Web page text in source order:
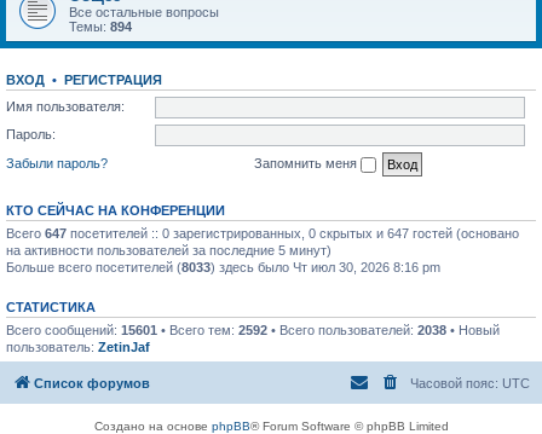
Все остальные вопросы
Темы: 894
ВХОД • РЕГИСТРАЦИЯ
Имя пользователя:
Пароль:
Забыли пароль?
Запомнить меня
КТО СЕЙЧАС НА КОНФЕРЕНЦИИ
Всего 647 посетителей :: 0 зарегистрированных, 0 скрытых и 647 гостей (основано
на активности пользователей за последние 5 минут)
Больше всего посетителей (8033) здесь было Чт июл 30, 2026 8:16 pm
СТАТИСТИКА
Всего сообщений: 15601 • Всего тем: 2592 • Всего пользователей: 2038 • Новый
пользователь: ZetinJaf
Список форумов Часовой пояс: UTC
Создано на основе phpBB® Forum Software © phpBB Limited